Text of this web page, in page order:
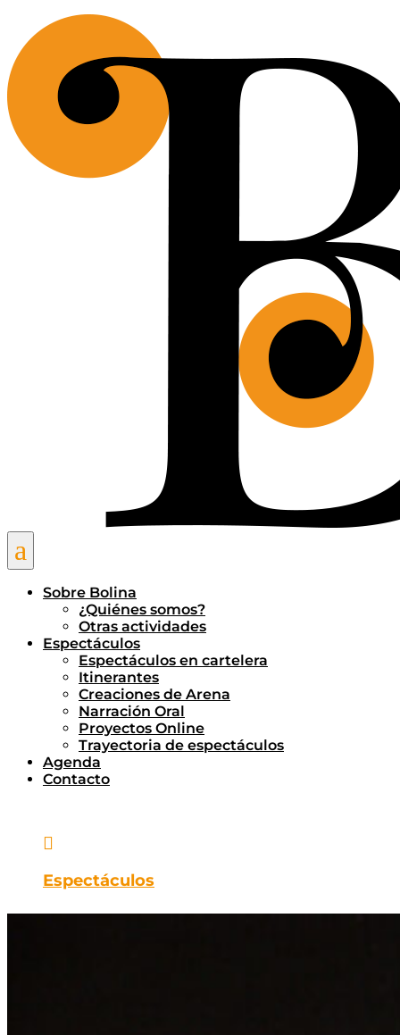
a
Sobre Bolina
¿Quiénes somos?
Otras actividades
Espectáculos
Espectáculos en cartelera
Itinerantes
Creaciones de Arena
Narración Oral
Proyectos Online
Trayectoria de espectáculos
Agenda
Contacto

Espectáculos